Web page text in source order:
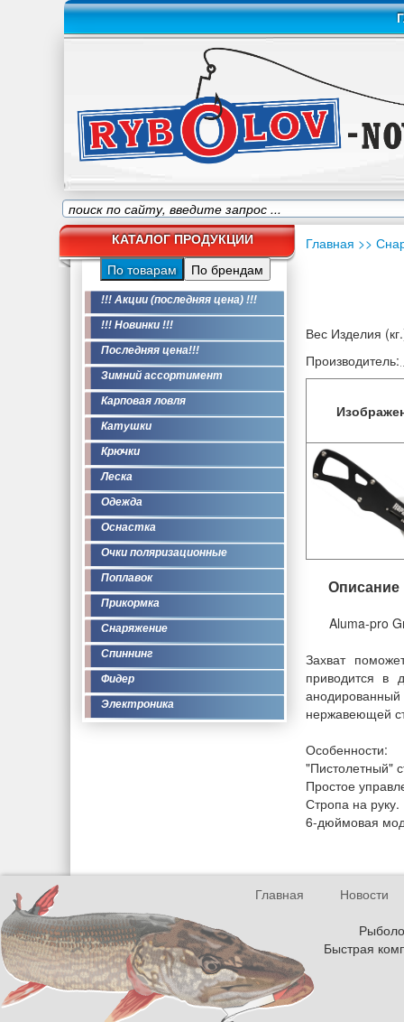
КАТАЛОГ ПРОДУКЦИИ
По товарам По брендам
!!! Акции (последняя цена) !!!
!!! Новинки !!!
Последняя цена!!!
Зимний ассортимент
Карповая ловля
Катушки
Крючки
Леска
Одежда
Оснастка
Очки поляризационные
Поплавок
Прикормка
Снаряжение
Спиннинг
Фидер
Электроника
Главная >>
Вес Изделия
Производитель:
Описание
Aluma-pro
Захват
приводится в
нержавеющей
Особенности:
"Пистолетный"
Простое
Стропа на руку.
6-дюймовая
Главная
Новости
Быстрая